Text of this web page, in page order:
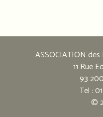
:
Association
ASSOCIATION des
11 Rue
93
Tel :
©